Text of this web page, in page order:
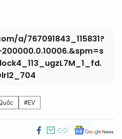
a/767091843_115831?
#EV